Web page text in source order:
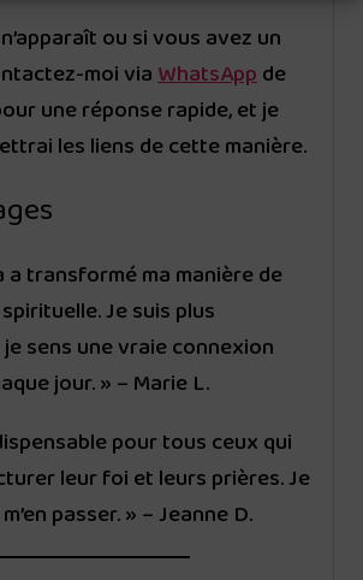
ou si vous avez un
moi viaWhatsAppde
une réponse rapide, et je
les liens de cette manière.
a transformé ma manière de
Je suis plus
sens une vraie connexion
jour. » – Marie L.
pour tous ceux qui
leur foi et leurs prières. Je
passer. » – Jeanne D.